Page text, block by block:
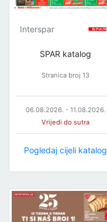
Interspar
SPAR katalog
Stranica broj 13
06.08.2026. - 11.08.2026.
Vrijedi do sutra
Pogledaj cijeli katalog